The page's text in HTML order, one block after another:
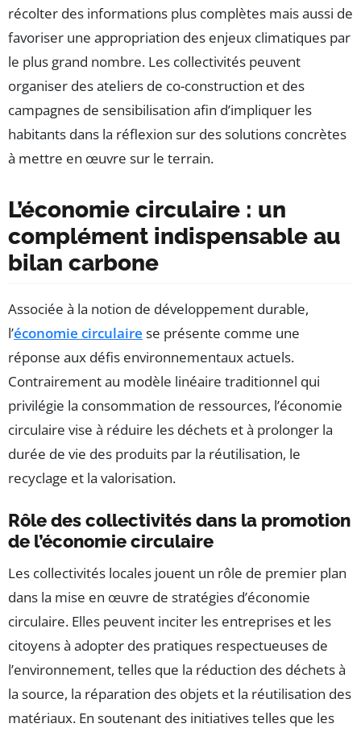
récolter des informations plus complètes mais aussi de
favoriser une appropriation des enjeux climatiques par
le plus grand nombre. Les collectivités peuvent
organiser des ateliers de co-construction et des
campagnes de sensibilisation afin d’impliquer les
habitants dans la réflexion sur des solutions concrètes
à mettre en œuvre sur le terrain.
L’économie circulaire : un
complément indispensable au
bilan carbone
Associée à la notion de développement durable,
l’économie circulaire se présente comme une
réponse aux défis environnementaux actuels.
Contrairement au modèle linéaire traditionnel qui
privilégie la consommation de ressources, l’économie
circulaire vise à réduire les déchets et à prolonger la
durée de vie des produits par la réutilisation, le
recyclage et la valorisation.
Rôle des collectivités dans la promotion
de l’économie circulaire
Les collectivités locales jouent un rôle de premier plan
dans la mise en œuvre de stratégies d’économie
circulaire. Elles peuvent inciter les entreprises et les
citoyens à adopter des pratiques respectueuses de
l’environnement, telles que la réduction des déchets à
la source, la réparation des objets et la réutilisation des
matériaux. En soutenant des initiatives telles que les